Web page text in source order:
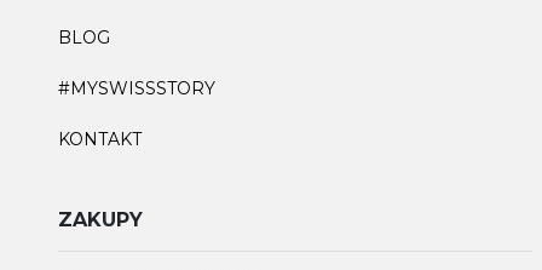
BLOG
#MYSWISSSTORY
KONTAKT
ZAKUPY